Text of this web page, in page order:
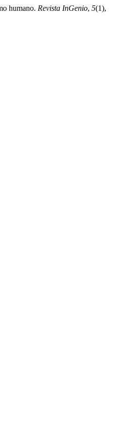
humano. Revista InGenio, 5(1),